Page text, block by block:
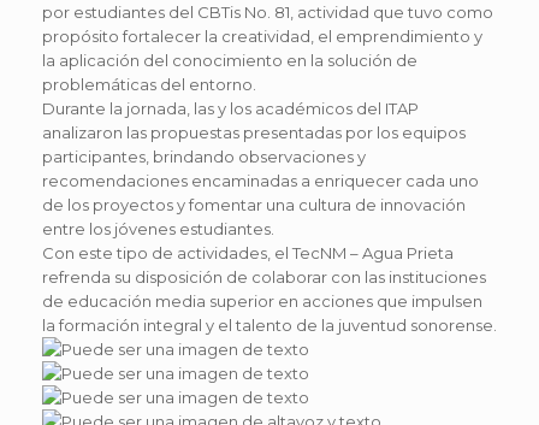
por estudiantes del CBTis No. 81, actividad que tuvo como
propósito fortalecer la creatividad, el emprendimiento y
la aplicación del conocimiento en la solución de
problemáticas del entorno.
Durante la jornada, las y los académicos del ITAP
analizaron las propuestas presentadas por los equipos
participantes, brindando observaciones y
recomendaciones encaminadas a enriquecer cada uno
de los proyectos y fomentar una cultura de innovación
entre los jóvenes estudiantes.
Con este tipo de actividades, el TecNM – Agua Prieta
refrenda su disposición de colaborar con las instituciones
de educación media superior en acciones que impulsen
la formación integral y el talento de la juventud sonorense.